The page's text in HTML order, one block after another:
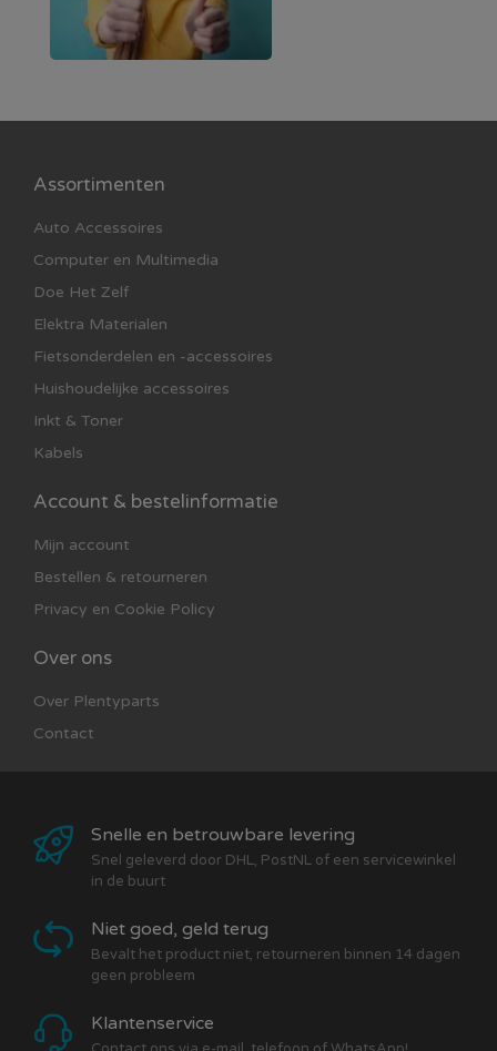
Assortimenten
Auto Accessoires
Computer en Multimedia
Doe Het Zelf
Elektra Materialen
Fietsonderdelen en -accessoires
Huishoudelijke accessoires
Inkt & Toner
Kabels
Account & bestelinformatie
Mijn account
Bestellen & retourneren
Privacy en Cookie Policy
Over ons
Over Plentyparts
Contact
Snelle en betrouwbare levering
Snel geleverd door DHL, PostNL of een servicewinkel
in de buurt
Niet goed, geld terug
Bevalt het product niet, retourneren binnen 14 dagen
geen probleem
Klantenservice